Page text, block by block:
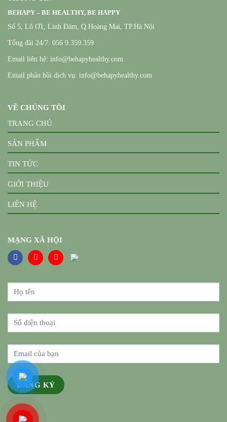
BEHAPY – BE HEALTHY, BE HAPPY
Số 5, Lô Ơ1, Linh Đàm, Q.Hoàng Mai, TP.Hà Nội
Tổng đài 24/7: 056 9.359.359
Email liên hệ: info@behapyhealthy.com
Email phản hồi dịch vụ: info@behapyhealthy.com
VỀ CHÚNG TÔI
TRANG CHỦ
SẢN PHẨM
TIN TỨC
GIỚI THIỆU
LIÊN HỆ
MẠNG XÃ HỘI